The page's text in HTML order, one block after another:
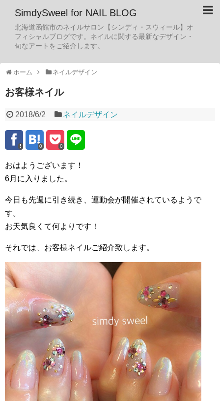
SimdySweel for NAIL BLOG
北海道函館市のネイルサロン【シンディ・スウィール】オ
フィシャルブログです。ネイルに関する最新なデザイン・
旬なアートをご紹介します。
ホーム ネイルデザイン
お客様ネイル
2018/6/2 ネイルデザイン
0 0
おはようございます！
6月に入りました。
今日も先週に引き続き、運動会が開催されているようで
す。
お天気良くて何よりです！
それでは、お客様ネイルご紹介致します。